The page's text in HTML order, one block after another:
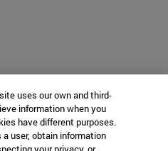
uses our own and third-
information when you
have different purposes.
user, obtain information